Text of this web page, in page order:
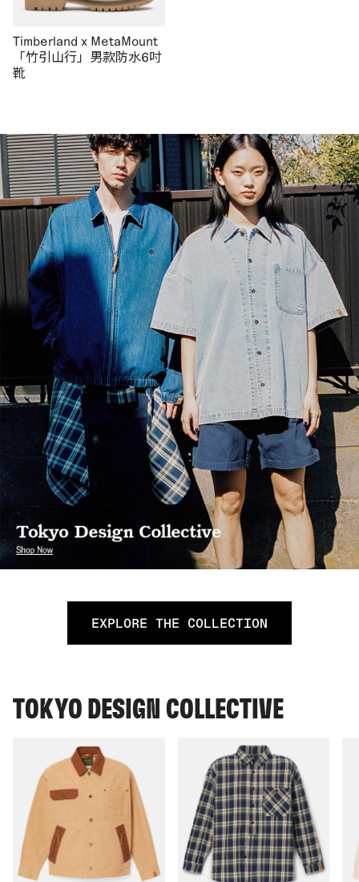
Timberland x MetaMount
「竹引山行」男款防水6吋
靴
EXPLORE THE COLLECTION
TOKYO DESIGN COLLECTIVE